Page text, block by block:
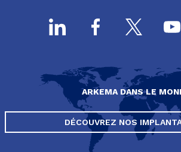
ARKEMA DANS LE
DÉCOUVREZ NOS